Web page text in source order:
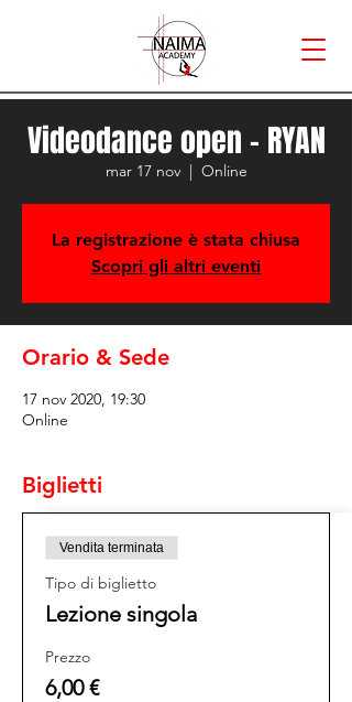
Videodance open - RYAN
mar 17 nov
  |
Online
La registrazione è stata chiusa
Scopri gli altri eventi
Orario & Sede
17 nov 2020, 19:30
Online
Biglietti
Vendita terminata
Tipo di biglietto
Lezione singola
Prezzo
6,00 €